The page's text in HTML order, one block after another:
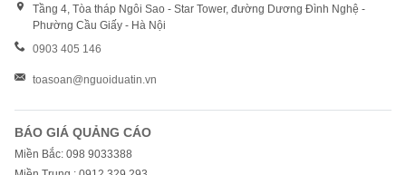
Tầng 4, Tòa tháp Ngôi Sao - Star Tower, đường Dương Đình Nghệ -
Phường Cầu Giấy - Hà Nội
0903 405 146
toasoan@nguoiduatin.vn
BÁO GIÁ QUẢNG CÁO
Miền Bắc: 098 9033388